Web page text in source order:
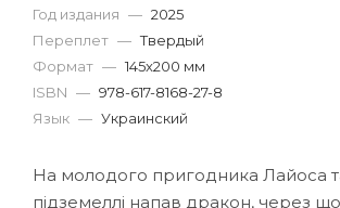
Год издания — 2025
Переплет — Твердый
Формат — 145x200 мм
ISBN — 978-617-8168-27-8
Язык — Украинский
На молодого пригодника Лайоса
підземеллі напав дракон, через